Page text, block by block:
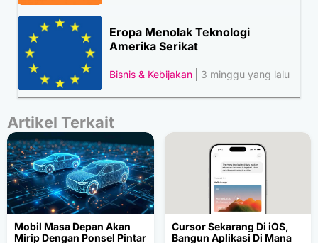
Eropa Menolak Teknologi
Amerika Serikat
Bisnis & Kebijakan 3 minggu yang lalu
Artikel Terkait
Mobil Masa Depan Akan
Mirip Dengan Ponsel Pintar
Cursor Sekarang Di iOS,
Bangun Aplikasi Di Mana